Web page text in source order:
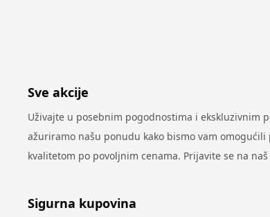
Sve akcije
Uživajte u posebnim pogodnostima i ekskluzivnim
ažuriramo našu ponudu kako bismo vam
kvalitetom po povoljnim cenama. Prijavite se na
Sigurna kupovina